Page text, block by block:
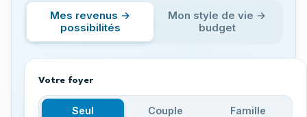
Mes revenus →
possibilités
Mon style de vie →
budget
Votre foyer
Seul Couple Famille